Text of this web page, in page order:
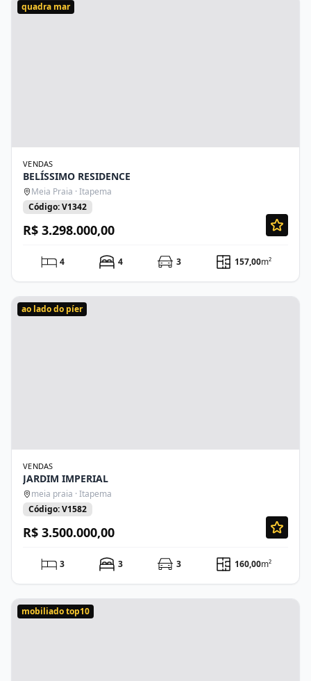
quadra mar
VENDAS
BELÍSSIMO RESIDENCE
Meia Praia · Itapema
Código: V1342
R$ 3.298.000,00
4 4 3 157,00m²
ao lado do píer
VENDAS
JARDIM IMPERIAL
meia praia · Itapema
Código: V1582
R$ 3.500.000,00
3 3 3 160,00m²
mobiliado top10